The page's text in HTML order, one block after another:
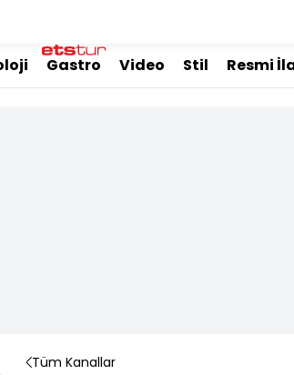
Gastro Video Stil Resmi
Tüm Kanallar